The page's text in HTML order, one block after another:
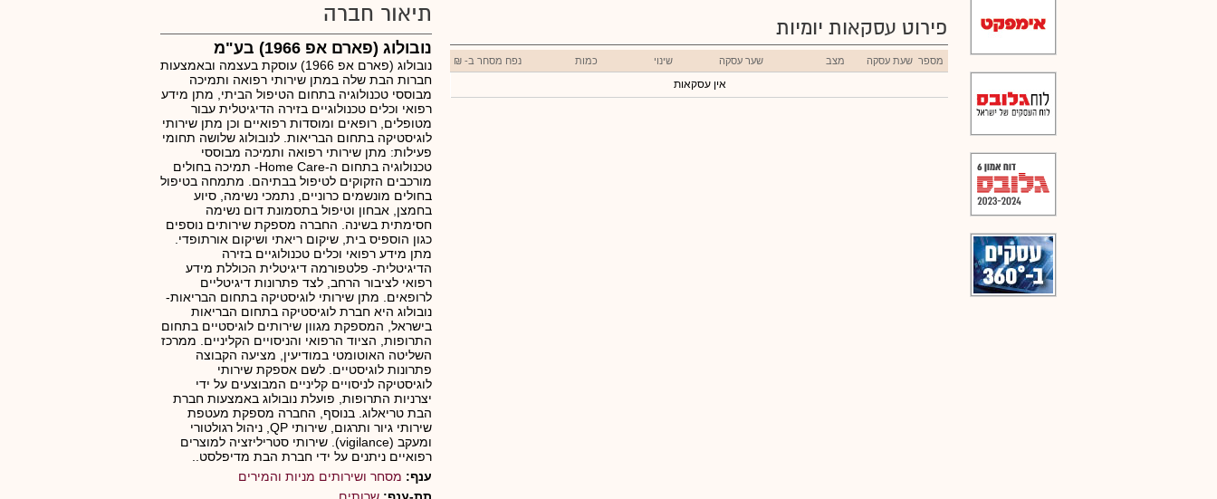
פירוט עסקאות יומיות
מספר שעת עסקה מצב שער עסקה שינוי כמות נפח מסחר ב- ₪
אין עסקאות
תיאור חברה
נובולוג (פארם אפ 1966) בע"מ
נובולוג (פארם אפ 1966) עוסקת בעצמה ובאמצעות
חברות הבת שלה במתן שירותי רפואה ותמיכה
מבוססי טכנולוגיה בתחום הטיפול הביתי, מתן מידע
רפואי וכלים טכנולוגיים בזירה הדיגיטלית עבור
מטופלים, רופאים ומוסדות רפואיים וכן מתן שירותי
לוגיסטיקה בתחום הבריאות. לנובולוג שלושה תחומי
פעילות: מתן שירותי רפואה ותמיכה מבוססי
טכנולוגיה בתחום ה-Home Care- תמיכה בחולים
מורכבים הזקוקים לטיפול בבתיהם. מתמחה בטיפול
בחולים מונשמים כרוניים, נתמכי נשימה, סיוע
בחמצן, אבחון וטיפול בתסמונת דום נשימה
חסימתית בשינה. החברה מספקת שירותים נוספים
כגון הוספיס בית, שיקום ריאתי ושיקום אורתופדי.
מתן מידע רפואי וכלים טכנולוגיים בזירה
הדיגיטלית- פלטפורמה דיגיטלית הכוללת מידע
רפואי לציבור הרחב, לצד פתרונות דיגיטליים
לרופאים. מתן שירותי לוגיסטיקה בתחום הבריאות-
נובולוג היא חברת לוגיסטיקה בתחום הבריאות
בישראל, המספקת מגוון שירותים לוגיסטיים בתחום
התרופות, הציוד הרפואי והניסויים הקליניים. ממרכז
השליטה האוטומטי במודיעין, מציעה הקבוצה
פתרונות לוגיסטיים. לשם אספקת שירותי
לוגיסטיקה לניסויים קליניים המבוצעים על ידי
יצרניות התרופות, פועלת נובולוג באמצעות חברת
הבת טריאלוג. בנוסף, החברה מספקת מעטפת
שירותי גיור ותרגום, שירותי QP, ניהול רגולטורי
ומעקב (vigilance). שירותי סטריליזציה למוצרים
רפואיים ניתנים על ידי חברת הבת מדיפלסט..
ענף: מסחר ושירותים מניות והמירים